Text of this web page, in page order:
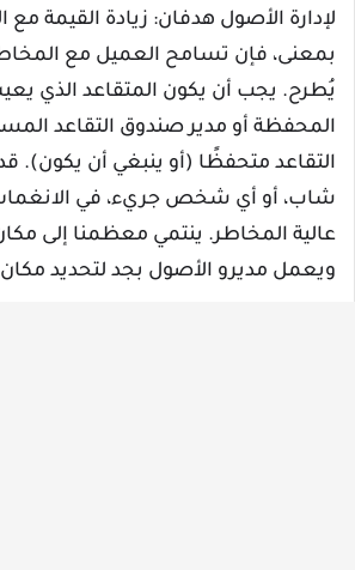
لإدارة الأصول هدفان: زيادة القيمة
بمعنى، فإن تسامح العميل مع
يُطرح. يجب أن يكون المتقاعد الذي
المحفظة أو مدير صندوق التقاعد
التقاعد متحفظًا (أو ينبغي أن
شاب، أو أي شخص جريء، في
عالية المخاطر. ينتمي معظمنا إلى
ويعمل مديرو الأصول بجد لتحديد